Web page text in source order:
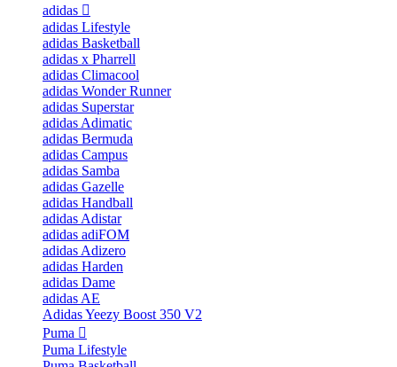
adidas
adidas Lifestyle
adidas Basketball
adidas x Pharrell
adidas Climacool
adidas Wonder Runner
adidas Superstar
adidas Adimatic
adidas Bermuda
adidas Campus
adidas Samba
adidas Gazelle
adidas Handball
adidas Adistar
adidas adiFOM
adidas Adizero
adidas Harden
adidas Dame
adidas AE
Adidas Yeezy Boost 350 V2
Puma
Puma Lifestyle